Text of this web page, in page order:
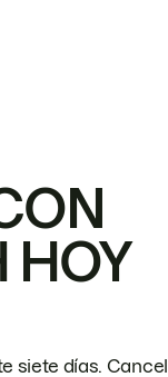
HOY
siete días.